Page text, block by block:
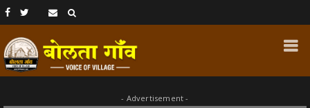
- Advertisement -